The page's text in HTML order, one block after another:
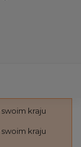
kraju
kraju